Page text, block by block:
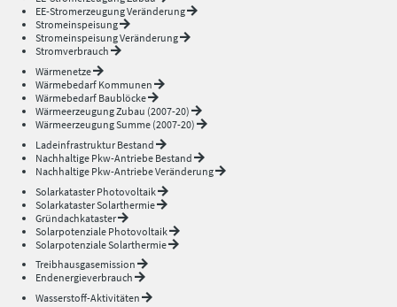
EE-Stromerzeugung Veränderung
Stromeinspeisung
Stromeinspeisung Veränderung
Stromverbrauch
Wärmenetze
Wärmebedarf Kommunen
Wärmebedarf Baublöcke
Wärmeerzeugung Zubau (2007-20)
Wärmeerzeugung Summe (2007-20)
Ladeinfrastruktur Bestand
Nachhaltige Pkw-Antriebe Bestand
Nachhaltige Pkw-Antriebe Veränderung
Solarkataster Photovoltaik
Solarkataster Solarthermie
Gründachkataster
Solarpotenziale Photovoltaik
Solarpotenziale Solarthermie
Treibhausgasemission
Endenergieverbrauch
Wasserstoff-Aktivitäten